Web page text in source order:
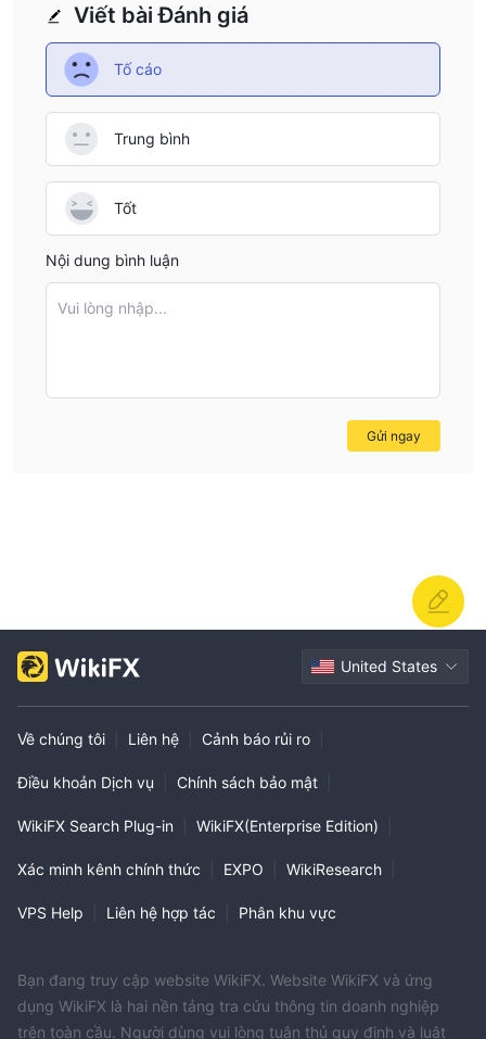
Viết bài Đánh giá
Tố cáo
Trung bình
Tốt
Nội dung bình luận
Vui lòng nhập...
Gửi ngay
United States
Về chúng tôi Liên hệ Cảnh báo rủi ro
Điều khoản Dịch vụ Chính sách bảo mật
WikiFX Search Plug-in WikiFX(Enterprise Edition)
Xác minh kênh chính thức EXPO WikiResearch
VPS Help Liên hệ hợp tác Phân khu vực
Bạn đang truy cập website WikiFX. Website WikiFX và ứng
dụng WikiFX là hai nền tảng tra cứu thông tin doanh nghiệp
trên toàn cầu. Người dùng vui lòng tuân thủ quy định và luật